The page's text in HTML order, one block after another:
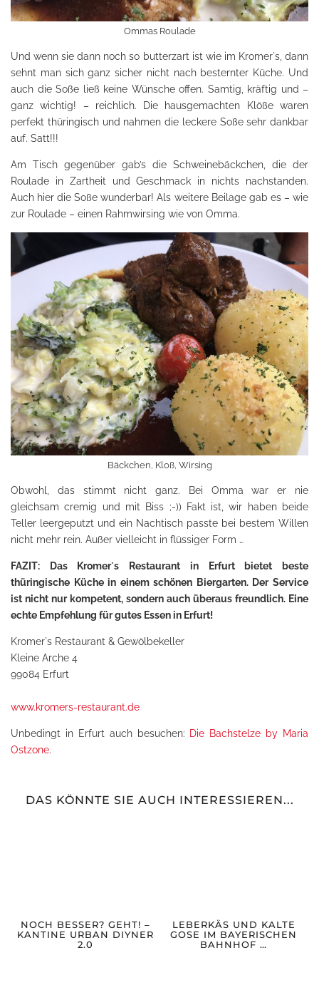
Ommas Roulade
Und wenn sie dann noch so butterzart ist wie im Kromer`s, dann
sehnt man sich ganz sicher nicht nach besternter Küche. Und
auch die Soße ließ keine Wünsche offen. Samtig, kräftig und –
ganz wichtig! – reichlich. Die hausgemachten Klöße waren
perfekt thüringisch und nahmen die leckere Soße sehr dankbar
auf. Satt!!!
Am Tisch gegenüber gab’s die Schweinebäckchen, die der
Roulade in Zartheit und Geschmack in nichts nachstanden.
Auch hier die Soße wunderbar! Als weitere Beilage gab es – wie
zur Roulade – einen Rahmwirsing wie von Omma.
Bäckchen, Kloß, Wirsing
Obwohl, das stimmt nicht ganz. Bei Omma war er nie
gleichsam cremig und mit Biss ;-)) Fakt ist, wir haben beide
Teller leergeputzt und ein Nachtisch passte bei bestem Willen
nicht mehr rein. Außer vielleicht in flüssiger Form …
FAZIT: Das Kromer`s Restaurant in Erfurt bietet beste
thüringische Küche in einem schönen Biergarten. Der Service
ist nicht nur kompetent, sondern auch überaus freundlich. Eine
echte Empfehlung für gutes Essen in Erfurt!
Kromer`s Restaurant & Gewölbekeller
Kleine Arche 4
99084 Erfurt
www.kromers-restaurant.de
Unbedingt in Erfurt auch besuchen: Die Bachstelze by Maria
Ostzone.
DAS KÖNNTE SIE AUCH INTERESSIEREN...
NOCH BESSER? GEHT! –
KANTINE URBAN DIYNER
2.0
LEBERKÄS UND KALTE
GOSE IM BAYERISCHEN
BAHNHOF …